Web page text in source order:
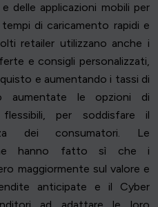
delle applicazioni mobili per
di caricamento rapidi e
retailer utilizzano anche i
e consigli personalizzati,
e aumentando i tassi di
aumentate le opzioni di
per soddisfare il
dei consumatori. Le
hanno fatto sì che i
maggiormente sul valore e
anticipate e il Cyber